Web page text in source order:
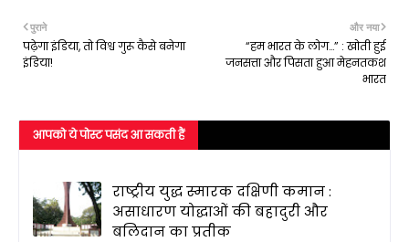
और नया
“हम भारत के लोग…” : खोती हुई
जनसत्ता और पिसता हुआ मेहनतकश
भारत
पुराने
पढ़ेगा इंडिया, तो विश्व गुरू कैसे बनेगा
इंडिया!
आपको ये पोस्ट पसंद आ सकती हैं
राष्ट्रीय युद्ध स्मारक दक्षिणी कमान :
असाधारण योद्धाओं की बहादुरी और
बलिदान का प्रतीक